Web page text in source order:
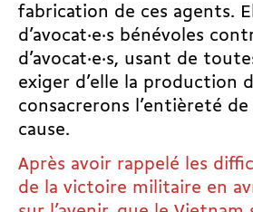
fabrication de ces agents.
d’avocat·e·s bénévoles
d’avocat·e·s, usant de
exiger d’elle la production
consacrerons l’entièreté
cause.
Après avoir rappelé les
de la victoire militaire en